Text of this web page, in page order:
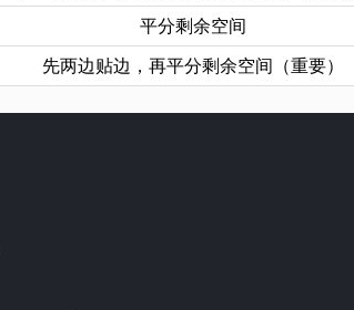
平分剩余空间
先两边贴边，再平分剩余空间（重要）